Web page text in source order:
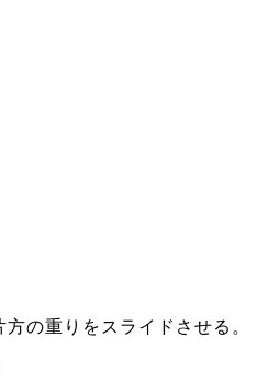
の重りをスライドさせる。